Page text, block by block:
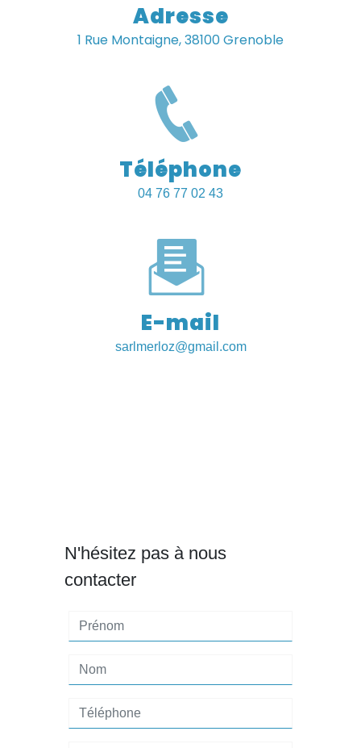
Adresse
1 Rue Montaigne, 38100 Grenoble
Téléphone
04 76 77 02 43
E-mail
sarlmerloz@gmail.com
N'hésitez pas à nous
contacter